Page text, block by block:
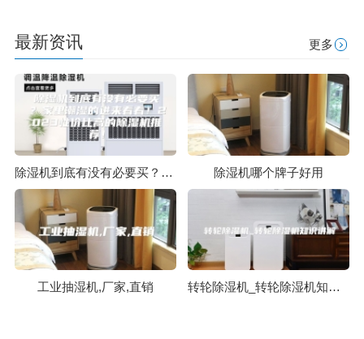
最新资讯 更多
除湿机到底有没有必要买？家里潮湿的进来看看！2023性价比高的除湿机推荐！ 除湿机哪个牌子好用
工业抽湿机,厂家,直销 转轮除湿机_转轮除湿机知识讲解